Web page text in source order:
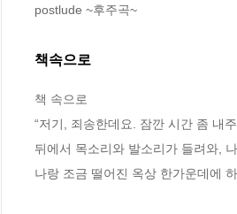
postlude ~후주곡~
책속으로
책 속으로
“저기, 죄송한데요. 잠깐 시간 좀 내
뒤에서 목소리와 발소리가 들려와,
나랑 조금 떨어진 옥상 한가운데에